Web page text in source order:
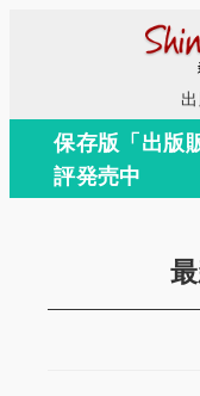
コ
テ
保存版「出版
評発売中